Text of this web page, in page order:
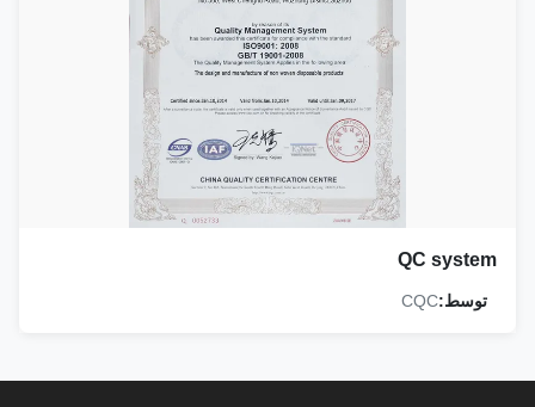
QC system
توسط:CQC